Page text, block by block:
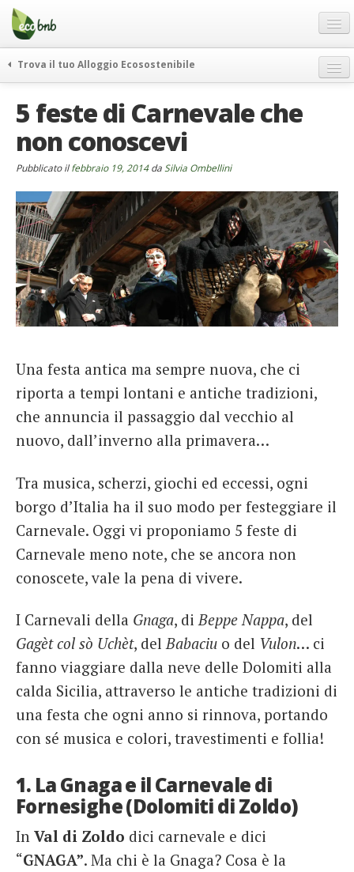
Menu
Salta
contenuto
Offerte Speciali
Regali
FAQ
Chi Siamo
Partner
Contatti
Italiano
German
English
French
Italiano
Trova il tuo Alloggio Ecosostenibile
itinerari
curiosità
vivere e viaggiare verde
ecohotel
rassegna stampa
5 feste di Carnevale che
non conoscevi
Pubblicato ilfebbraio 19, 2014da Silvia Ombellini
Una festa antica ma sempre nuova, che ci
riporta a tempi lontani e antiche tradizioni,
che annuncia il passaggio dal vecchio al
nuovo, dall’inverno alla primavera…
Tra musica, scherzi, giochi ed eccessi, ogni
borgo d’Italia ha il suo modo per festeggiare il
Carnevale. Oggi vi proponiamo 5 feste di
Carnevale meno note, che se ancora non
conoscete, vale la pena di vivere.
I Carnevali della Gnaga, diBeppe Nappa, del
Gagèt col sò Uchèt, delBabaciu o del Vulon… ci
fanno viaggiare dalla neve delle Dolomiti alla
calda Sicilia, attraverso le antiche tradizioni di
una festa che ogni anno si rinnova, portando
con sé musica e colori, travestimenti e follia!
1. La Gnaga e il Carnevale di
Fornesighe (Dolomiti di Zoldo)
In Val di Zoldo dici carnevale e dici
“GNAGA”. Ma chi è la Gnaga? Cosa è la